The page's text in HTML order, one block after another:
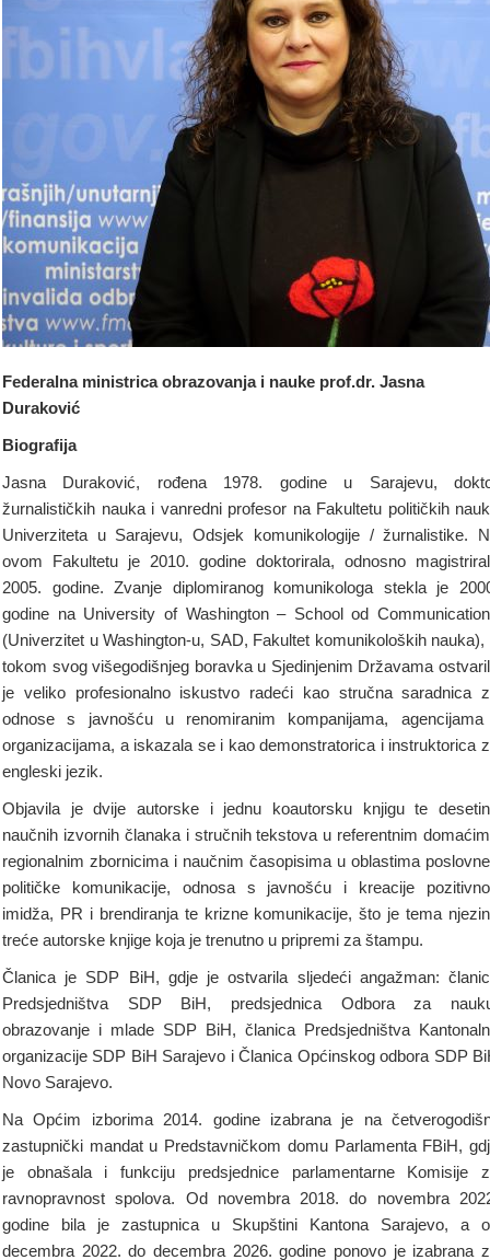
Federalna ministrica obrazovanja i nauke prof.dr. Jasna
Duraković
Biografija
Jasna Duraković, rođena 1978. godine u Sarajevu,
žurnalističkih nauka i vanredni profesor na Fakultetu političkih
Univerziteta u Sarajevu, Odsjek komunikologije / žurnalistike.
ovom Fakultetu je 2010. godine doktorirala, odnosno
2005. godine. Zvanje diplomiranog komunikologa stekla je
godine na University of Washington – School od
(Univerzitet u Washington-u, SAD, Fakultet komunikoloških nauka),
tokom svog višegodišnjeg boravka u Sjedinjenim Državama
je veliko profesionalno iskustvo radeći kao stručna saradnica
odnose s javnošću u renomiranim kompanijama,
organizacijama, a iskazala se i kao demonstratorica i instruktorica
engleski jezik.
Objavila je dvije autorske i jednu koautorsku knjigu te
naučnih izvornih članaka i stručnih tekstova u referentnim
regionalnim zbornicima i naučnim časopisima u oblastima
političke komunikacije, odnosa s javnošću i kreacije
imidža, PR i brendiranja te krizne komunikacije, što je tema
treće autorske knjige koja je trenutno u pripremi za štampu.
Članica je SDP BiH, gdje je ostvarila sljedeći angažman:
Predsjedništva SDP BiH, predsjednica Odbora za
obrazovanje i mlade SDP BiH, članica Predsjedništva
organizacije SDP BiH Sarajevo i Članica Općinskog odbora SDP
Novo Sarajevo.
Na Općim izborima 2014. godine izabrana je na
zastupnički mandat u Predstavničkom domu Parlamenta FBiH,
je obnašala i funkciju predsjednice parlamentarne Komisije
ravnopravnost spolova. Od novembra 2018. do novembra
godine bila je zastupnica u Skupštini Kantona Sarajevo, a
decembra 2022. do decembra 2026. godine ponovo je izabrana